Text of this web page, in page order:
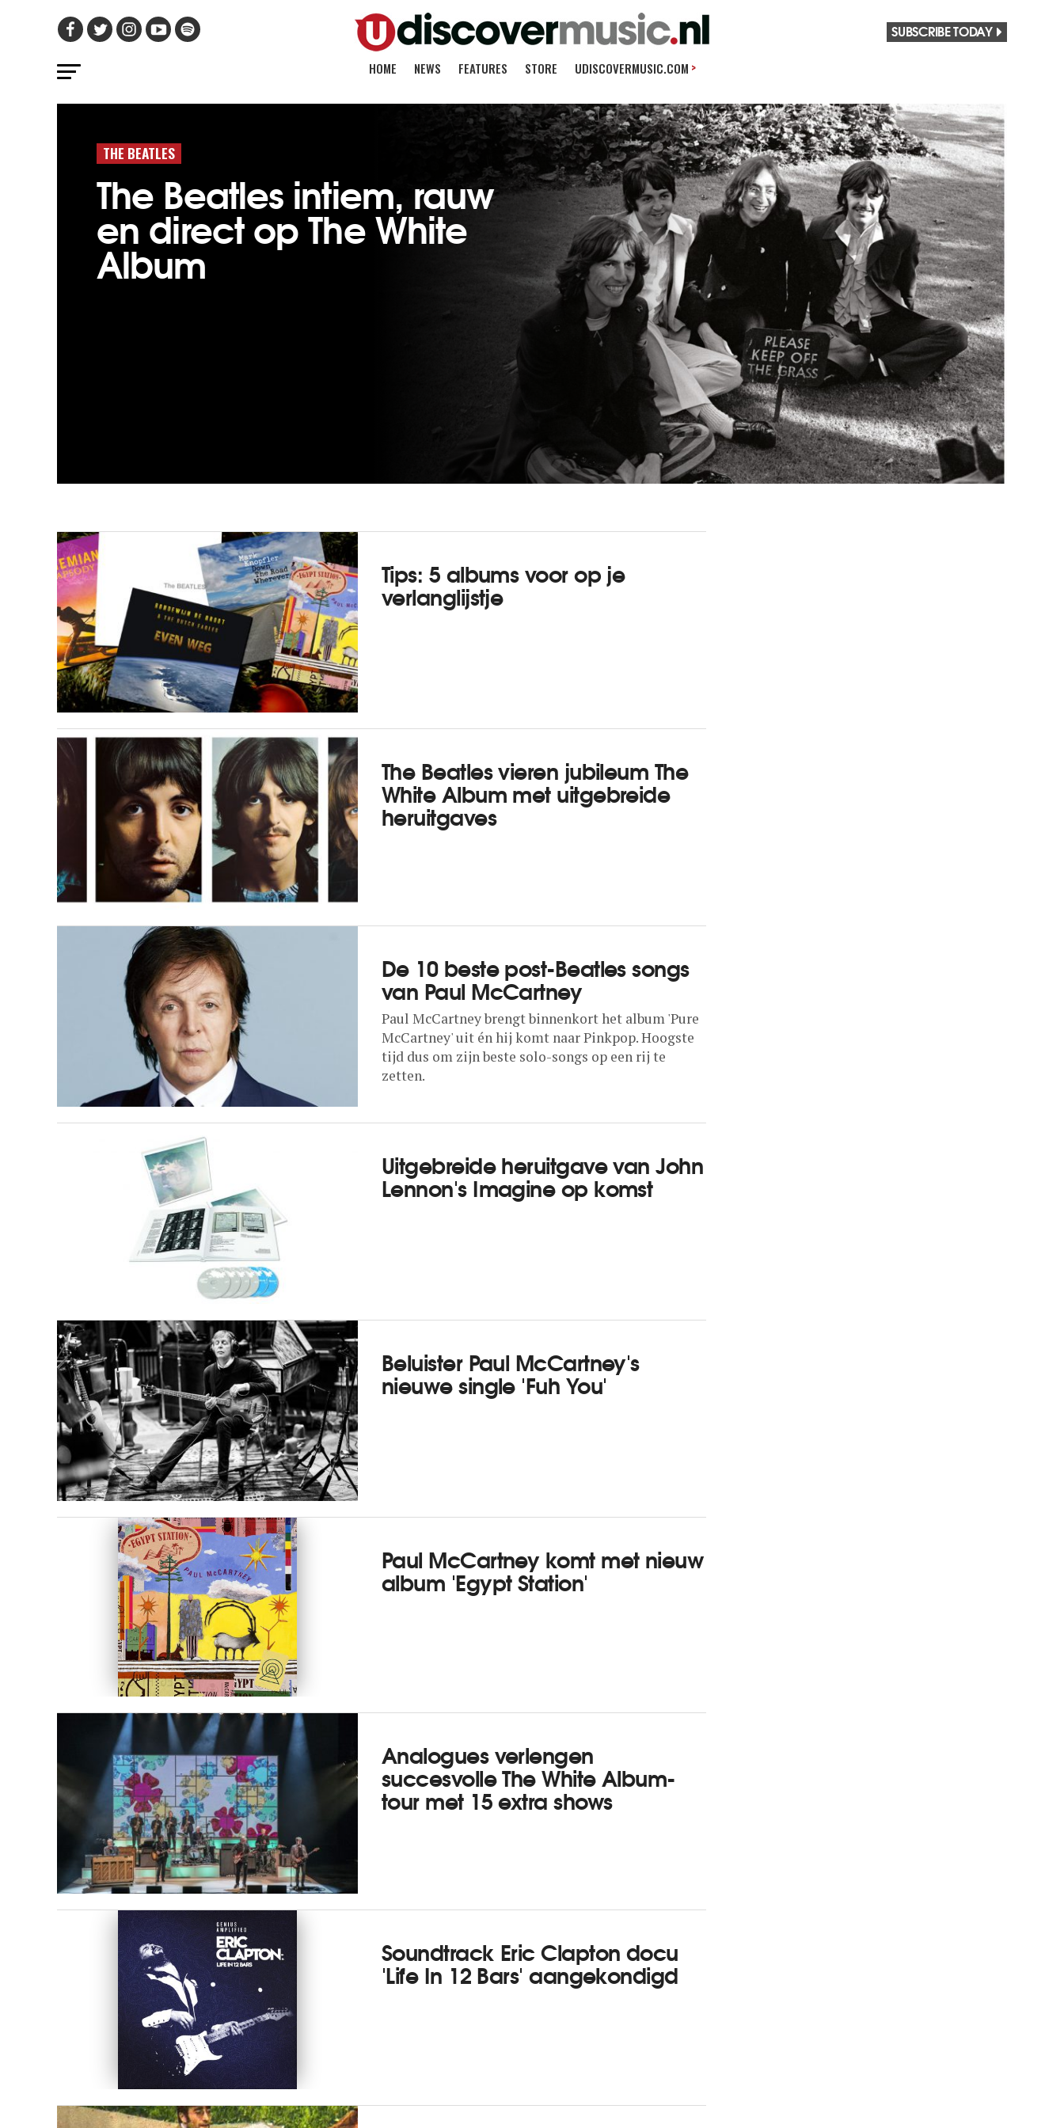
SUBSCRIBE TODAY
HOME NEWS FEATURES STORE UDISCOVERMUSIC.COM >
THE BEATLES
The Beatles intiem, rauw
en direct op The White
Album
Tips: 5 albums voor op je
verlanglijstje
The Beatles vieren jubileum The
White Album met uitgebreide
heruitgaves
De 10 beste post-Beatles songs
van Paul McCartney
Paul McCartney brengt binnenkort het album 'Pure
McCartney' uit én hij komt naar Pinkpop. Hoogste
tijd dus om zijn beste solo-songs op een rij te
zetten.
Uitgebreide heruitgave van John
Lennon's Imagine op komst
Beluister Paul McCartney's
nieuwe single 'Fuh You'
Paul McCartney komt met nieuw
album 'Egypt Station'
Analogues verlengen
succesvolle The White Album-
tour met 15 extra shows
Soundtrack Eric Clapton docu
'Life In 12 Bars' aangekondigd